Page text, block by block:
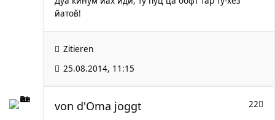
йатов̌!
Zitieren
25.08.2014, 11:15
22
von d'Oma joggt